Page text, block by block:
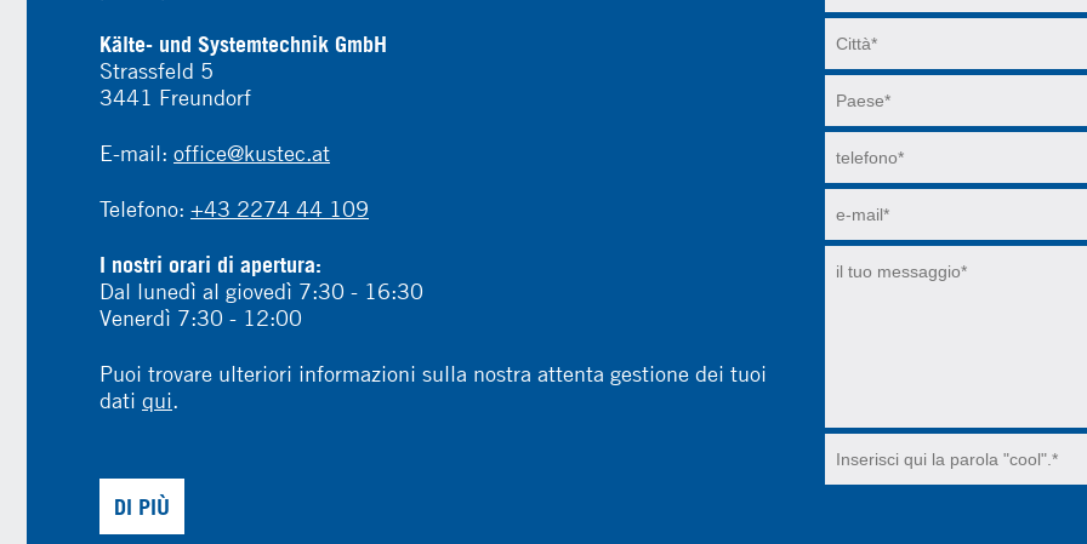
Kälte- und Systemtechnik GmbH
Strassfeld 5
3441 Freundorf
E-mail: office@kustec.at
Telefono: +43 2274 44 109
I nostri orari di apertura:
Dal lunedì al giovedì 7:30 - 16:30
Venerdì 7:30 - 12:00
Puoi trovare ulteriori informazioni sulla nostra attenta gestione dei tuoi
dati qui.
DI PIÙ